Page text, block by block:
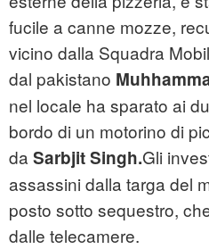
fucile a canne mozze,
vicino dalla Squadra
dal pakistano
nel locale ha sparato ai
bordo di un motorino di
da Sarbjit Singh.Gli
assassini dalla targa del
posto sotto sequestro,
dalle telecamere.